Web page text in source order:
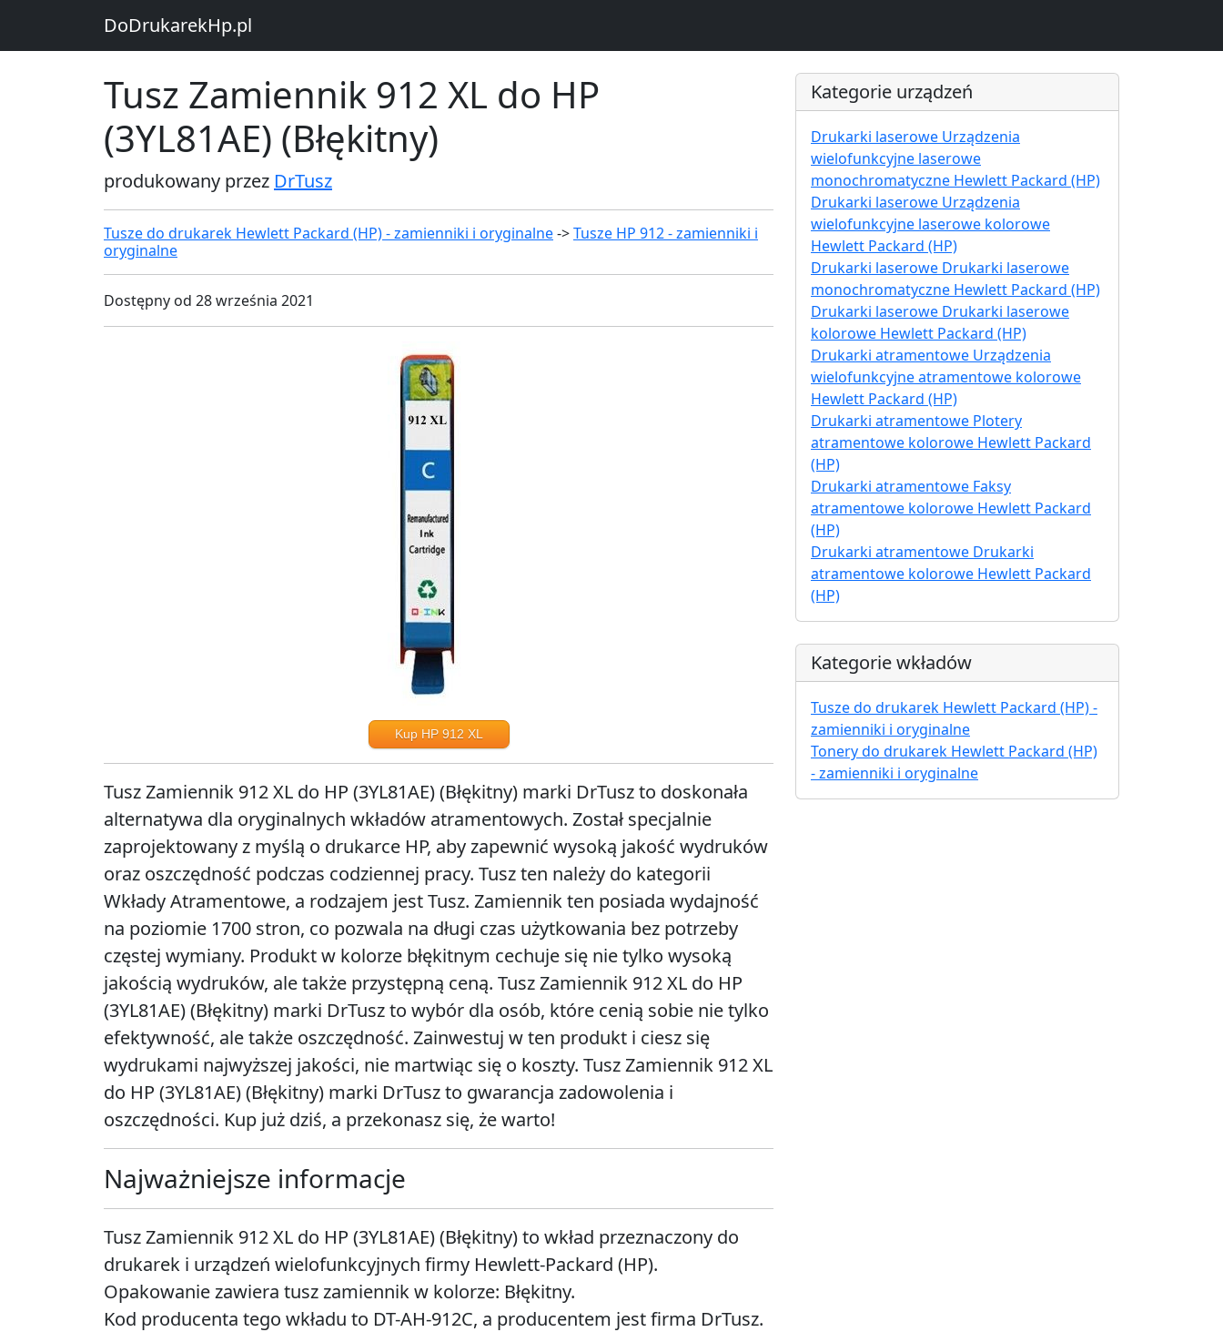
DoDrukarekHp.pl
Tusz Zamiennik 912 XL do HP
(3YL81AE) (Błękitny)
produkowany przez DrTusz
Tusze do drukarek Hewlett Packard (HP) - zamienniki i oryginalne->Tusze HP 912 - zamienniki i
oryginalne
Dostępny od 28 września 2021
Kup HP 912 XL
Tusz Zamiennik 912 XL do HP (3YL81AE) (Błękitny) marki DrTusz to doskonała
alternatywa dla oryginalnych wkładów atramentowych. Został specjalnie
zaprojektowany z myślą o drukarce HP, aby zapewnić wysoką jakość wydruków
oraz oszczędność podczas codziennej pracy. Tusz ten należy do kategorii
Wkłady Atramentowe, a rodzajem jest Tusz. Zamiennik ten posiada wydajność
na poziomie 1700 stron, co pozwala na długi czas użytkowania bez potrzeby
częstej wymiany. Produkt w kolorze błękitnym cechuje się nie tylko wysoką
jakością wydruków, ale także przystępną ceną. Tusz Zamiennik 912 XL do HP
(3YL81AE) (Błękitny) marki DrTusz to wybór dla osób, które cenią sobie nie tylko
efektywność, ale także oszczędność. Zainwestuj w ten produkt i ciesz się
wydrukami najwyższej jakości, nie martwiąc się o koszty. Tusz Zamiennik 912 XL
do HP (3YL81AE) (Błękitny) marki DrTusz to gwarancja zadowolenia i
oszczędności. Kup już dziś, a przekonasz się, że warto!
Najważniejsze informacje
Tusz Zamiennik 912 XL do HP (3YL81AE) (Błękitny) to wkład przeznaczony do
drukarek i urządzeń wielofunkcyjnych firmy Hewlett-Packard (HP).
Opakowanie zawiera tusz zamiennik w kolorze: Błękitny.
Kod producenta tego wkładu to DT-AH-912C, a producentem jest firma DrTusz.
Kategorie urządzeń
Drukarki laserowe Urządzenia
wielofunkcyjne laserowe
monochromatyczne Hewlett Packard (HP)
Drukarki laserowe Urządzenia
wielofunkcyjne laserowe kolorowe
Hewlett Packard (HP)
Drukarki laserowe Drukarki laserowe
monochromatyczne Hewlett Packard (HP)
Drukarki laserowe Drukarki laserowe
kolorowe Hewlett Packard (HP)
Drukarki atramentowe Urządzenia
wielofunkcyjne atramentowe kolorowe
Hewlett Packard (HP)
Drukarki atramentowe Plotery
atramentowe kolorowe Hewlett Packard
(HP)
Drukarki atramentowe Faksy
atramentowe kolorowe Hewlett Packard
(HP)
Drukarki atramentowe Drukarki
atramentowe kolorowe Hewlett Packard
(HP)
Kategorie wkładów
Tusze do drukarek Hewlett Packard (HP) -
zamienniki i oryginalne
Tonery do drukarek Hewlett Packard (HP)
- zamienniki i oryginalne